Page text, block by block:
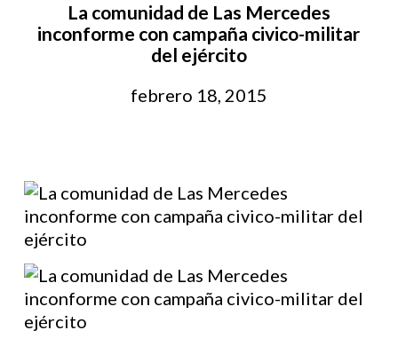
La comunidad de Las Mercedes
inconforme con campaña civico-militar
del ejército
febrero 18, 2015